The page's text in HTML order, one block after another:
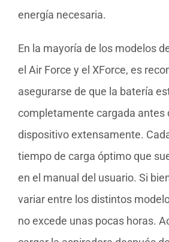
energía necesaria.
En la mayoría de los modelos
el Air Force y el XForce, es
asegurarse de que la batería
completamente cargada antes
dispositivo extensamente.
tiempo de carga óptimo que
en el manual del usuario. Si
variar entre los distintos
no excede unas pocas horas.